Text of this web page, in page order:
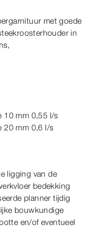
met goede
in
10 mm 0,55 l/s
20 mm 0,6 l/s
ligging van de
bedekking
planner tijdig
bouwkundige
en/of eventueel